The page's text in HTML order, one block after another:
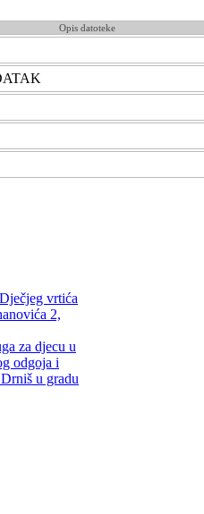
Opis datoteke
vrtića
2,
za djecu u
odgoja i
u gradu